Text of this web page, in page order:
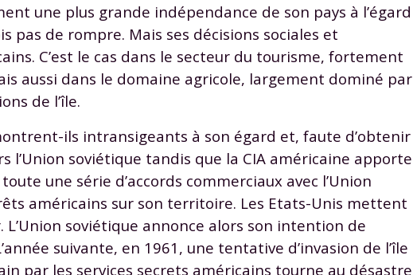
une plus grande indépendance de son pays à l’égard
pas de rompre. Mais ses décisions sociales et
C’est le cas dans le secteur du tourisme, fortement
aussi dans le domaine agricole, largement dominé par
de l’île.
ils intransigeants à son égard et, faute d’obtenir
l’Union soviétique tandis que la CIA américaine apporte
une série d’accords commerciaux avec l’Union
américains sur son territoire. Les Etats-Unis mettent
soviétique annonce alors son intention de
suivante, en 1961, une tentative d’invasion de l’île
par les services secrets américains tourne au désastre